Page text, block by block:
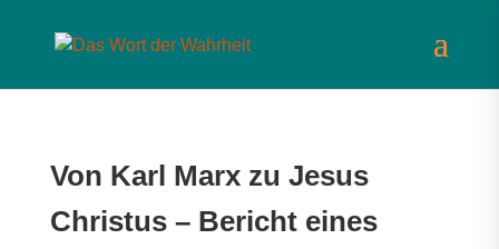
Von Karl Marx zu Jesus
Christus – Bericht eines